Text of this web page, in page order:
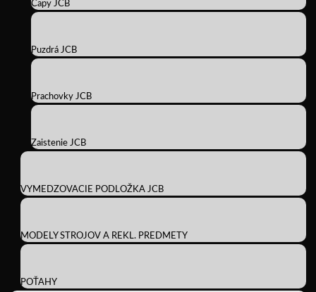
Čapy JCB
Puzdrá JCB
Prachovky JCB
Zaistenie JCB
VYMEDZOVACIE PODLOŽKA JCB
MODELY STROJOV A REKL. PREDMETY
POŤAHY